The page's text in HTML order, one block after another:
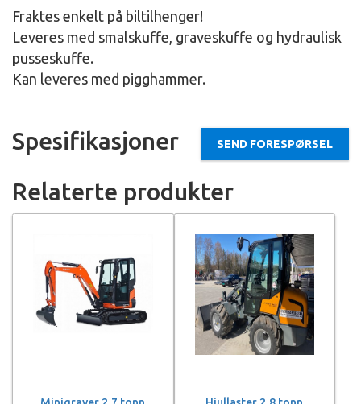
Fraktes enkelt på biltilhenger!
Leveres med smalskuffe, graveskuffe og hydraulisk
pusseskuffe.
Kan leveres med pigghammer.
Spesifikasjoner SEND FORESPØRSEL
Relaterte produkter